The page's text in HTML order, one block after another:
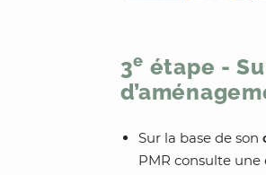
3e étape -
Sur la base de son
PMR consulte